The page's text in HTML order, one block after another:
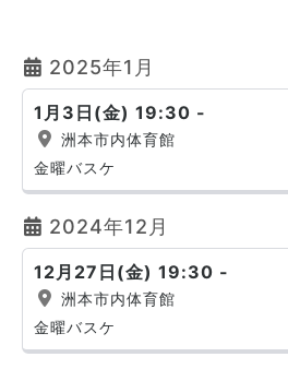
2025年1月
1月3日(金) 19:30 -
洲本市内体育館
金曜バスケ
2024年12月
12月27日(金) 19:30 -
洲本市内体育館
金曜バスケ